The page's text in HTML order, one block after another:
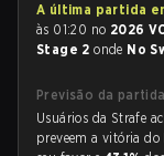
A última partida
às 01:20 no 2026
Stage 2onde No
Previsão da partida
Usuários da Strafe
preveem a vitória do